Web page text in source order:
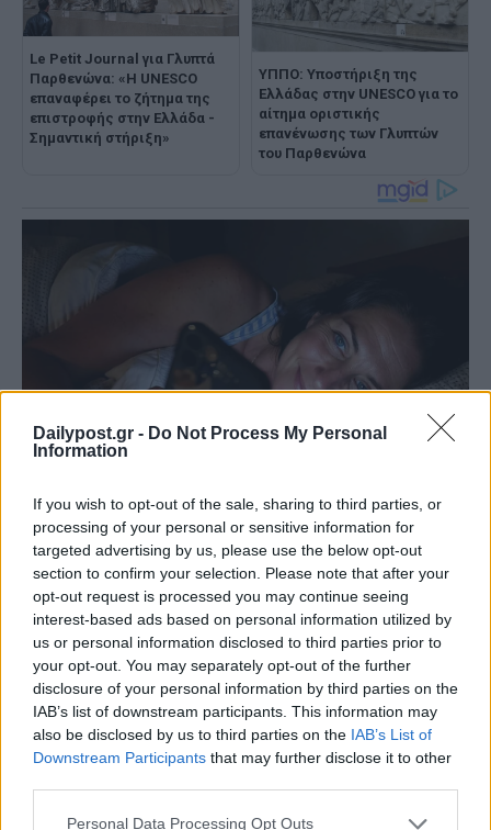
Dailypost.gr - Do Not Process My Personal
Information
If you wish to opt-out of the sale, sharing to third parties, or
processing of your personal or sensitive information for
targeted advertising by us, please use the below opt-out
section to confirm your selection. Please note that after your
opt-out request is processed you may continue seeing
interest-based ads based on personal information utilized by
us or personal information disclosed to third parties prior to
your opt-out. You may separately opt-out of the further
disclosure of your personal information by third parties on the
IAB’s list of downstream participants. This information may
also be disclosed by us to third parties on the IAB’s List of
Downstream Participants that may further disclose it to other
Personal Data Processing Opt Outs
Le Petit Journal για Γλυπτά
Παρθενώνα: «Η UNESCO
επαναφέρει το ζήτημα της
επιστροφής στην Ελλάδα -
Σημαντική στήριξη»
ΥΠΠΟ: Υποστήριξη της
Ελλάδας στην UNESCO για το
αίτημα οριστικής
επανένωσης των Γλυπτών
του Παρθενώνα